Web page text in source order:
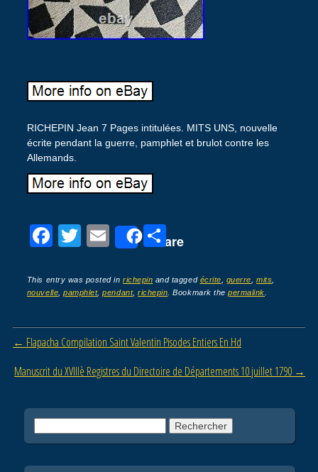
RICHEPIN Jean 7 Pages intitulées. MITS UNS, nouvelle
écrite pendant la guerre, pamphlet et brulot contre les
Allemands.
F
c
e
b
o
o
T
tt
er
E
ail
Share
P
ta
g
er
This entry was posted inrichepin and tagged écrite guerre mits
nouvelle ,pamphlet,pendant,richepin . Bookmark thepermalink
Post navigation
← Flapacha Compilation Saint Valentin Pisodes Entiers En Hd
Manuscrit du XVIIIè Registres du Directoire de Départements 10 juillet 1790 →